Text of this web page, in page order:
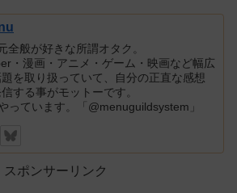
全般が好きな所謂オタク。
・漫画・アニメ・ゲーム・映画など幅広
を取り扱っていて、自分の正直な感想
する事がモットーです。
っています。「@menuguildsystem」
スポンサーリンク